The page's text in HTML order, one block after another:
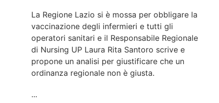
La Regione Lazio si è mossa per obbligare la
vaccinazione degli infermieri e tutti gli
operatori sanitari e il Responsabile Regionale
di Nursing UP Laura Rita Santoro scrive e
propone un analisi per giustificare che un
ordinanza regionale non è giusta.
...